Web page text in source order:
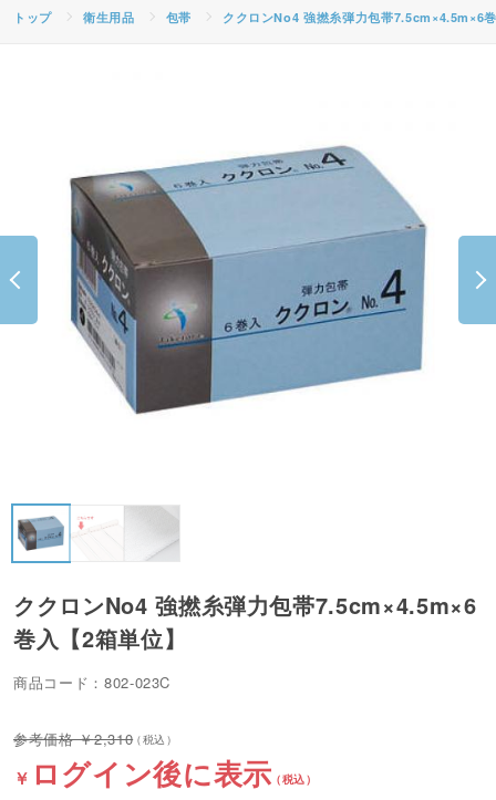
トップ 衛生用品 包帯 ククロンNo4 強撚糸弾力包帯7.5cm×4.5m×6
ククロンNo4 強撚糸弾力包帯7.5cm×4.5m×6
巻入【2箱単位】
商品コード：802-023C
2,310
ログイン後に表示